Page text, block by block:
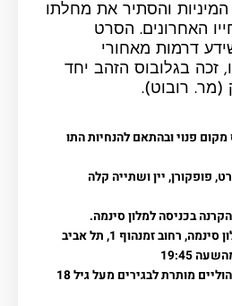
המיניות והסתיר את מחלתו
האחרונים. הסרט
דרמות מאחורי
זכה בגלובוס הזהב יחד
(מר. רובוט).
פנוי ובהתאם להנחיות התו
פופקורן, יין ושתייה קלה
בכניסה למלון סינמה.
רחוב זמנהוף 1, תל אביב
19:45
⇐ חלוקת משקאות אלכוהוליים מותרת לבגירים מעל גיל 18